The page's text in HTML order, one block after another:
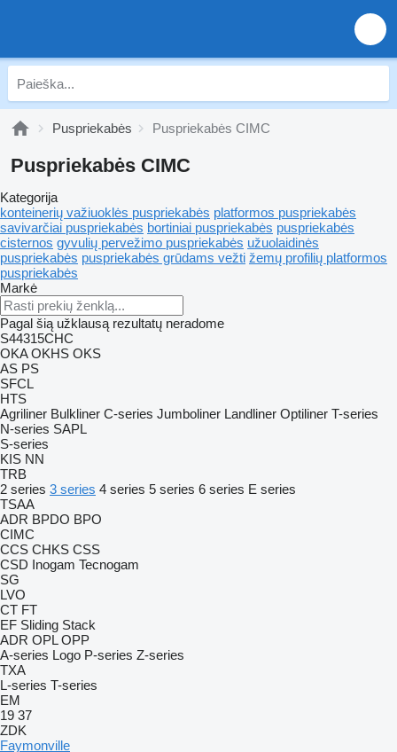
Puspriekabės Puspriekabės CIMC
Puspriekabės CIMC
Kategorija
konteinerių važiuoklės puspriekabės platformos puspriekabės
savivarčiai puspriekabės bortiniai puspriekabės puspriekabės
cisternos gyvulių pervežimo puspriekabės užuolaidinės
puspriekabės puspriekabės grūdams vežti žemų profilių platformos
puspriekabės
Markė
Pagal šią užklausą rezultatų neradome
S44315CHC
OKA OKHS OKS
AS PS
SFCL
HTS
Agriliner Bulkliner C-series Jumboliner Landliner Optiliner T-series
N-series SAPL
S-series
KIS NN
TRB
2 series 3 series 4 series 5 series 6 series E series
TSAA
ADR BPDO BPO
CIMC
CCS CHKS CSS
CSD Inogam Tecnogam
SG
LVO
CT FT
EF Sliding Stack
ADR OPL OPP
A-series Logo P-series Z-series
TXA
L-series T-series
EM
19 37
ZDK
Faymonville